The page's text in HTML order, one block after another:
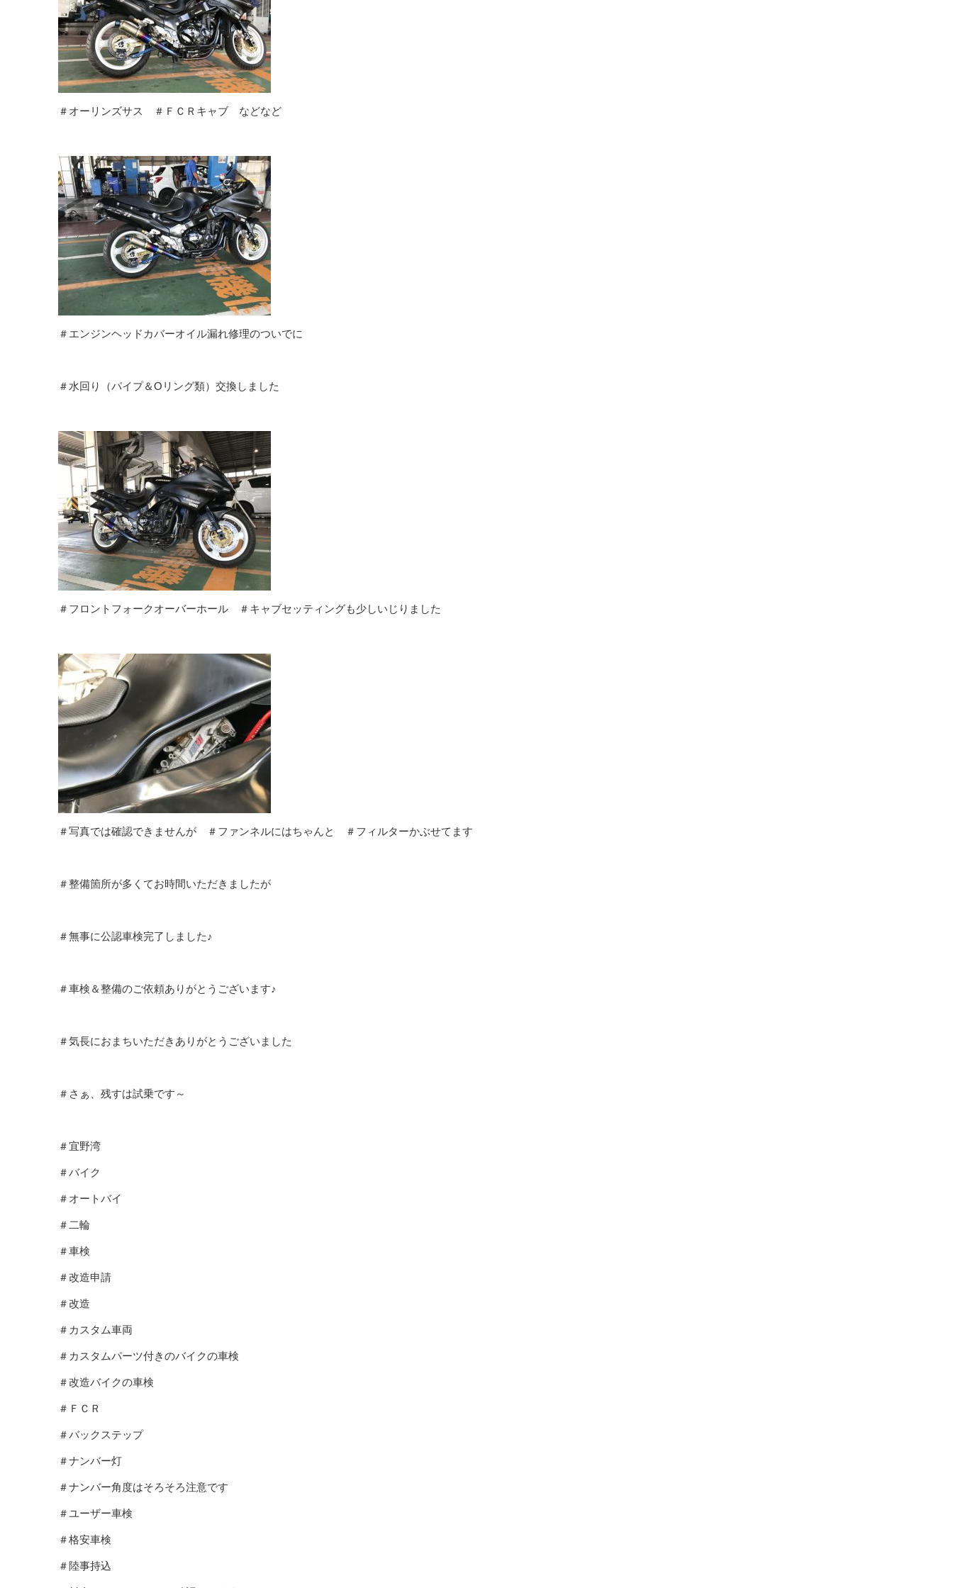
＃オーリンズサス ＃ＦＣＲキャブ などなど
＃エンジンヘッドカバーオイル漏れ修理のついでに
＃水回り（パイプ＆Oリング類）交換しました
＃フロントフォークオーバーホール ＃キャブセッティングも少しいじりました
＃写真では確認できませんが ＃ファンネルにはちゃんと ＃フィルターかぶせてます
＃整備箇所が多くてお時間いただきましたが
＃無事に公認車検完了しました♪
＃車検＆整備のご依頼ありがとうございます♪
＃気長におまちいただきありがとうございました
＃さぁ、残すは試乗です～
＃宜野湾
＃バイク
＃オートバイ
＃二輪
＃車検
＃改造申請
＃改造
＃カスタム車両
＃カスタムパーツ付きのバイクの車検
＃改造バイクの車検
＃ＦＣＲ
＃バックステップ
＃ナンバー灯
＃ナンバー角度はそろそろ注意です
＃ユーザー車検
＃格安車検
＃陸事持込